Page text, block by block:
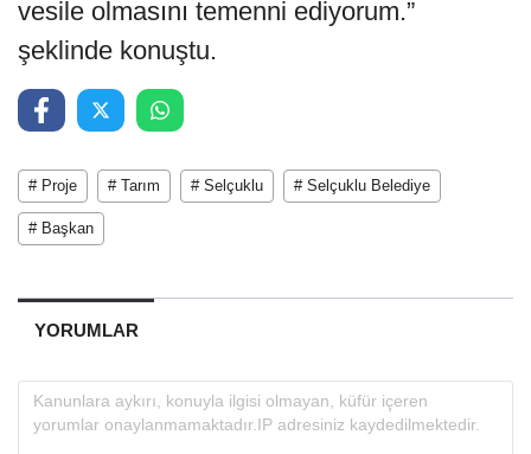
vesile olmasını temenni ediyorum.”
şeklinde konuştu.
# Proje # Tarım # Selçuklu # Selçuklu Belediye
# Başkan
YORUMLAR